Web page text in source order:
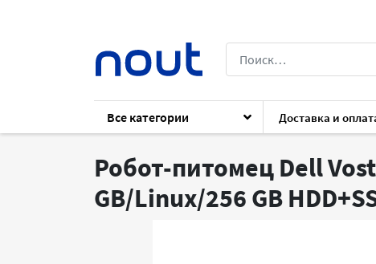
Все категории Доставка и
Каталог Ноутбуки Dell
Робот-питомец Dell
GB/Linux/256 GB